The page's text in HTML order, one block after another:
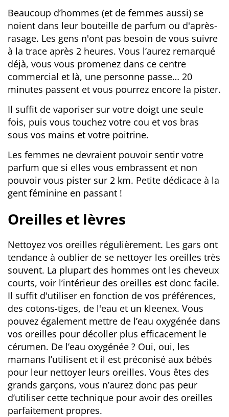
Beaucoup d’hommes (et de femmes aussi) se
noient dans leur bouteille de parfum ou d'après-
rasage. Les gens n'ont pas besoin de vous suivre
à la trace après 2 heures. Vous l’aurez remarqué
déjà, vous vous promenez dans ce centre
commercial et là, une personne passe… 20
minutes passent et vous pourrez encore la pister.
Il suffit de vaporiser sur votre doigt une seule
fois, puis vous touchez votre cou et vos bras
sous vos mains et votre poitrine.
Les femmes ne devraient pouvoir sentir votre
parfum que si elles vous embrassent et non
pouvoir vous pister sur 2 km. Petite dédicace à la
gent féminine en passant !
Oreilles et lèvres
Nettoyez vos oreilles régulièrement. Les gars ont
tendance à oublier de se nettoyer les oreilles très
souvent. La plupart des hommes ont les cheveux
courts, voir l’intérieur des oreilles est donc facile.
Il suffit d'utiliser en fonction de vos préférences,
des cotons-tiges, de l'eau et un kleenex. Vous
pouvez également mettre de l’eau oxygénée dans
vos oreilles pour décoller plus efficacement le
cérumen. De l’eau oxygénée ? Oui, oui, les
mamans l’utilisent et il est préconisé aux bébés
pour leur nettoyer leurs oreilles. Vous êtes des
grands garçons, vous n’aurez donc pas peur
d’utiliser cette technique pour avoir des oreilles
parfaitement propres.